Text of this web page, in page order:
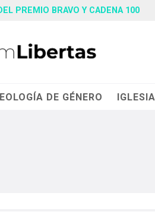
PREMIO BRAVO Y CADENA 100
DE GÉNERO IGLESIA